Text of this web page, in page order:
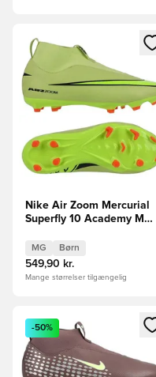
Åbner en Modal til at
Nike Air Zoom Mercurial
Superfly 10 Academy MG
Grøn/Neon/Orange Børn
MG Børn
549,90 kr.
Mange størrelser tilgængelig
Åbner en Modal til at
-50%